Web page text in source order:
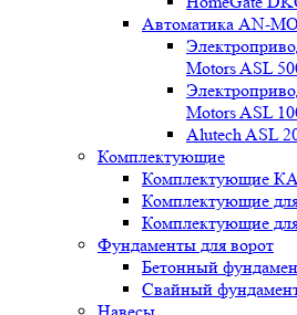
Автоматика AN-
Motors ASL
Motors ASL
Alutech ASL
Комплектующие
Комплектующие
Комплектующие
Комплектующие
Фундаменты для ворот
Бетонный
Свайный